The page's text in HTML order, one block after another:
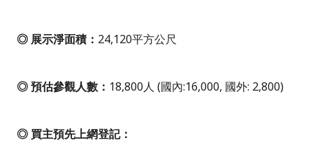
◎ 展示淨面積： 24,120平方公尺
◎ 預估參觀人數： 18,800人 (國內:16,000, 國外: 2,800)
◎ 買主預先上網登記：